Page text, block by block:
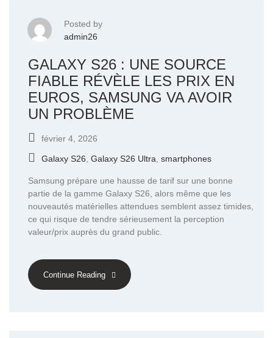
Posted by
admin26
GALAXY S26 : UNE SOURCE
FIABLE RÉVÈLE LES PRIX EN
EUROS, SAMSUNG VA AVOIR
UN PROBLÈME
février 4, 2026
Galaxy S26, Galaxy S26 Ultra, smartphones
Samsung prépare une hausse de tarif sur une bonne
partie de la gamme Galaxy S26, alors même que les
nouveautés matérielles attendues semblent assez timides,
ce qui risque de tendre sérieusement la perception
valeur/prix auprès du grand public.
Continue Reading